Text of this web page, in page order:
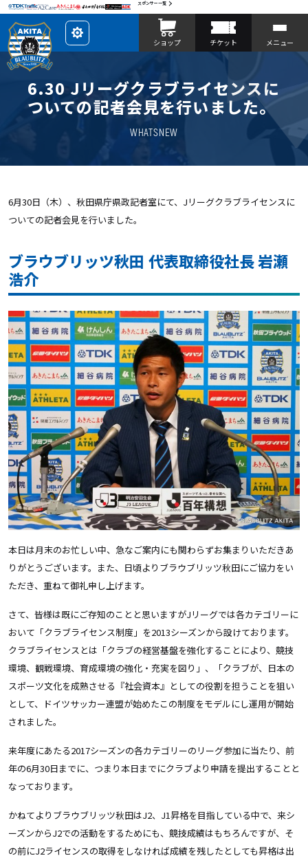
スポンサー一覧
レ
イ
ア
を
カ
ス
タ
マ
ショップ チケット メニュー
6.30 Jリーグクラブライセンスに
ついての記者会見を行いました。
WHATSNEW
6月30日（木）、秋田県庁県政記者室にて、Jリーグクラブライセンスに
ついての記者会見を行いました。
ブラウブリッツ秋田 代表取締役社長 岩瀬
浩介
本日は月末のお忙しい中、急なご案内にも関わらずお集まりいただきあ
りがとうございます。また、日頃よりブラウブリッツ秋田にご協力をい
ただき、重ねて御礼申し上げます。
さて、皆様は既にご存知のことと思いますがJリーグでは各カテゴリーに
おいて「クラブライセンス制度」を2013シーズンから設けております。
クラブライセンスとは「クラブの経営基盤を強化することにより、競技
環境、観戦環境、育成環境の強化・充実を図り」、「クラブが、日本の
スポーツ文化を成熟させる『社会資本』としての役割を担うことを狙い
として、ドイツサッカー連盟が始めたこの制度をモデルにし運用が開始
されました。
来年度にあたる2017シーズンの各カテゴリーのリーグ参加に当たり、前
年の6月30日までに、つまり本日までにクラブより申請を提出することと
なっております。
かねてよりブラウブリッツ秋田はJ2、J1昇格を目指している中で、来シ
ーズンからJ2での活動をするためにも、競技成績はもちろんですが、そ
の前にJ2ライセンスの取得をしなければ成績を残したとしても昇格は出